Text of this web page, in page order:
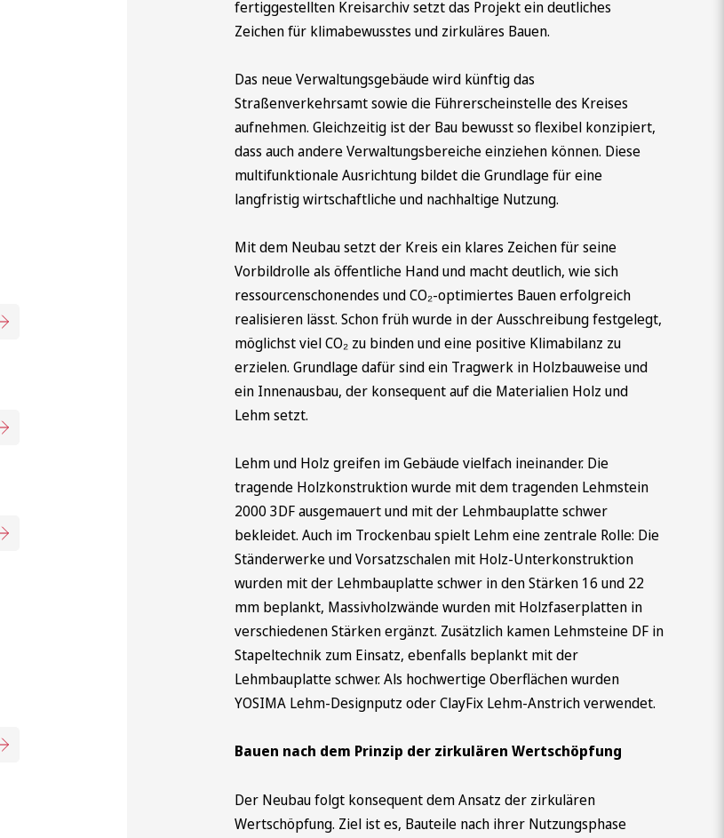
fertiggestellten Kreisarchiv setzt das Projekt ein deutliches
Zeichen für klimabewusstes und zirkuläres Bauen.
Das neue Verwaltungsgebäude wird künftig das
Straßenverkehrsamt sowie die Führerscheinstelle des Kreises
aufnehmen. Gleichzeitig ist der Bau bewusst so flexibel konzipiert,
dass auch andere Verwaltungsbereiche einziehen können. Diese
multifunktionale Ausrichtung bildet die Grundlage für eine
langfristig wirtschaftliche und nachhaltige Nutzung.
Mit dem Neubau setzt der Kreis ein klares Zeichen für seine
Vorbildrolle als öffentliche Hand und macht deutlich, wie sich
ressourcenschonendes und CO₂-optimiertes Bauen erfolgreich
realisieren lässt. Schon früh wurde in der Ausschreibung festgelegt,
möglichst viel CO₂ zu binden und eine positive Klimabilanz zu
erzielen. Grundlage dafür sind ein Tragwerk in Holzbauweise und
ein Innenausbau, der konsequent auf die Materialien Holz und
Lehm setzt.
Lehm und Holz greifen im Gebäude vielfach ineinander. Die
tragende Holzkonstruktion wurde mit dem tragenden Lehmstein
2000 3DF ausgemauert und mit der Lehmbauplatte schwer
bekleidet. Auch im Trockenbau spielt Lehm eine zentrale Rolle: Die
Ständerwerke und Vorsatzschalen mit Holz-Unterkonstruktion
wurden mit der Lehmbauplatte schwer in den Stärken 16 und 22
mm beplankt, Massivholzwände wurden mit Holzfaserplatten in
verschiedenen Stärken ergänzt. Zusätzlich kamen Lehmsteine DF in
Stapeltechnik zum Einsatz, ebenfalls beplankt mit der
Lehmbauplatte schwer. Als hochwertige Oberflächen wurden
YOSIMA Lehm-Designputz oder ClayFix Lehm-Anstrich verwendet.
Bauen nach dem Prinzip der zirkulären Wertschöpfung
Der Neubau folgt konsequent dem Ansatz der zirkulären
Wertschöpfung. Ziel ist es, Bauteile nach ihrer Nutzungsphase